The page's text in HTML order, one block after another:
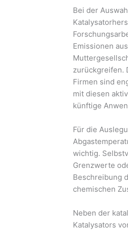
Bei der
Emissionen
zurückgreifen.
Firmen sind
mit diesen
künftige
Für die
wichtig.
Grenzwerte
Beschreibung
chemischen
Neben der
Katalysators